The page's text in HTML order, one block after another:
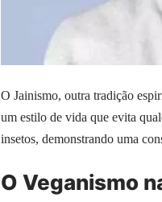
O Jainismo, outra tradição
um estilo de vida que evita
insetos, demonstrando uma
O Veganismo